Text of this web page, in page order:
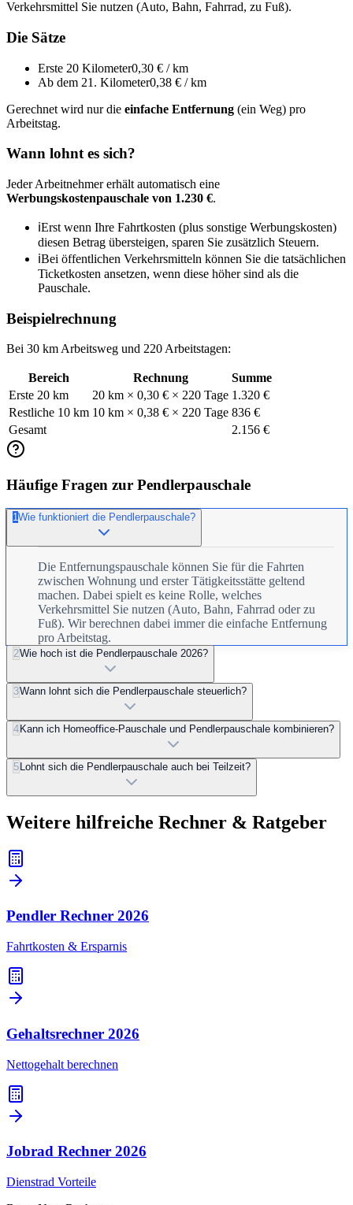
Verkehrsmittel Sie nutzen (Auto, Bahn, Fahrrad, zu Fuß).
Die Sätze
Erste 20 Kilometer0,30 € / km
Ab dem 21. Kilometer0,38 € / km
Gerechnet wird nur die einfache Entfernung (ein Weg) pro
Arbeitstag.
Wann lohnt es sich?
Jeder Arbeitnehmer erhält automatisch eine
Werbungskostenpauschale von 1.230 €.
ℹErst wenn Ihre Fahrtkosten (plus sonstige Werbungskosten)
diesen Betrag übersteigen, sparen Sie zusätzlich Steuern.
ℹBei öffentlichen Verkehrsmitteln können Sie die tatsächlichen
Ticketkosten ansetzen, wenn diese höher sind als die
Pauschale.
Beispielrechnung
Bei 30 km Arbeitsweg und 220 Arbeitstagen:
Bereich Rechnung
Summe
Erste 20 km
20 km × 0,30 € × 220 Tage 1.320 €
Restliche 10 km 10 km × 0,38 € × 220 Tage 836 €
Gesamt
2.156 €
Häufige Fragen zur Pendlerpauschale
1 Wie funktioniert die Pendlerpauschale?
Die Entfernungspauschale können Sie für die Fahrten
zwischen Wohnung und erster Tätigkeitsstätte geltend
machen. Dabei spielt es keine Rolle, welches
Verkehrsmittel Sie nutzen (Auto, Bahn, Fahrrad oder zu
Fuß). Wir berechnen dabei immer die einfache Entfernung
pro Arbeitstag.
2Wie hoch ist die Pendlerpauschale 2026?
3Wann lohnt sich die Pendlerpauschale steuerlich?
4 Kann ich Homeoffice-Pauschale und Pendlerpauschale kombinieren?
5 Lohnt sich die Pendlerpauschale auch bei Teilzeit?
Weitere hilfreiche Rechner & Ratgeber
Pendler Rechner 2026
Fahrtkosten & Ersparnis
Gehaltsrechner 2026
Nettogehalt berechnen
Jobrad Rechner 2026
Dienstrad Vorteile